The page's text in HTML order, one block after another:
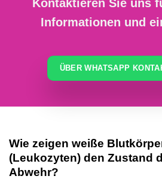
Kontaktieren Sie uns
Informationen und
ÜBER WHATSAPP
Wie zeigen weiße
(Leukozyten) den Zustand
Abwehr?